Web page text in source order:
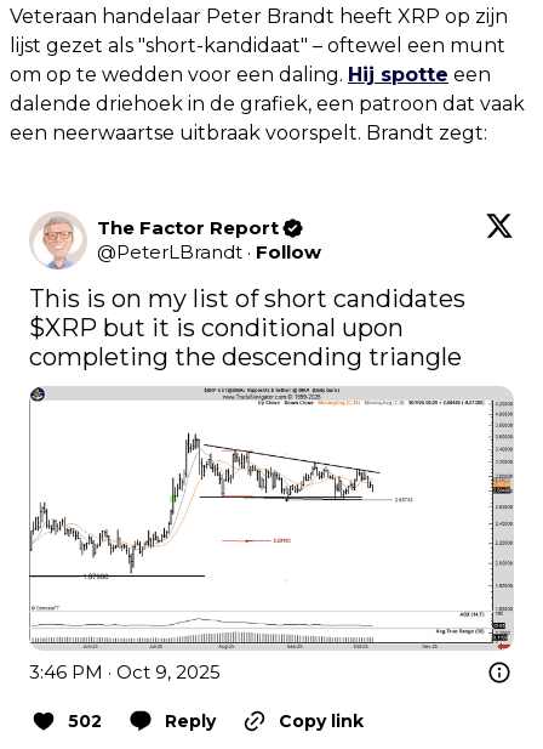
Veteraan handelaar Peter Brandt heeft XRP op zijn
lijst gezet als "short-kandidaat" – oftewel een munt
om op te wedden voor een daling. Hij spotte een
dalende driehoek in de grafiek, een patroon dat vaak
een neerwaartse uitbraak voorspelt. Brandt zegt:
The Factor Report
@PeterLBrandt · Follow
$XRP but it is conditional upon
completing the descending triangle
3:46 PM · Oct 9, 2025
502 Reply
Copy link